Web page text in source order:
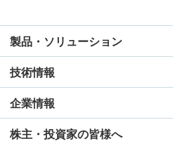
製品・ソリューション
技術情報
企業情報
株主・投資家の皆様へ